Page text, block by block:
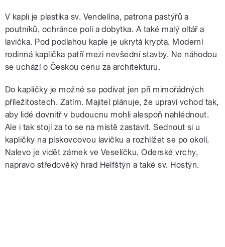
V kapli je plastika sv. Vendelína, patrona pastýřů a
poutníků, ochránce polí a dobytka. A také malý oltář a
lavička. Pod podlahou kaple je ukrytá krypta. Moderní
rodinná kaplička patří mezi nevšední stavby. Ne náhodou
se uchází o Českou cenu za architekturu.
Do kapličky je možné se podívat jen při mimořádných
příležitostech. Zatím. Majitel plánuje, že upraví vchod tak,
aby lidé dovnitř v budoucnu mohli alespoň nahlédnout.
Ale i tak stojí za to se na místě zastavit. Sednout si u
kapličky na pískovcovou lavičku a rozhlížet se po okolí.
Nalevo je vidět zámek ve Veselíčku, Oderské vrchy,
napravo středověký hrad Helfštýn a také sv. Hostýn.